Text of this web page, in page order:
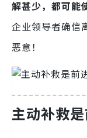
解甚少，都可能
企业领导者确
恶意！
主动补救